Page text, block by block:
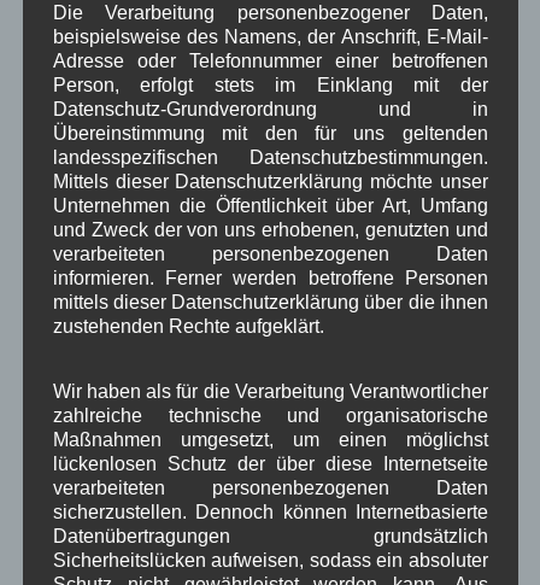
Kategorien für Beiträge
Aushang Rathaus(232)
Dorferneuerung(154)
Gemeinderat(128)
in Wallgau (1.091)
Kommunalpolitik(85)
Pressespiegel(282)
um Wallgau(258)
Wallgau im Netz
(65)
1250-Jahre AlpenRaum Arbeitsgruppe 1-13 ,
Arbeitsmarkt Asyl , Bauvorhaben ,
Bildergalerie , Brauchtum , Corona ,
Dorferneuerung , Dorfleben ,
Die Verarbeitung personenbezogener Daten,
beispielsweise des Namens, der Anschrift, E-Mail-
Adresse oder Telefonnummer einer betroffenen
Person, erfolgt stets im Einklang mit der
Datenschutz-Grundverordnung und in
Übereinstimmung mit den für uns geltenden
landesspezifischen Datenschutzbestimmungen.
Mittels dieser Datenschutzerklärung möchte unser
Unternehmen die Öffentlichkeit über Art, Umfang
und Zweck der von uns erhobenen, genutzten und
verarbeiteten personenbezogenen Daten
informieren. Ferner werden betroffene Personen
mittels dieser Datenschutzerklärung über die ihnen
zustehenden Rechte aufgeklärt.
Wir haben als für die Verarbeitung Verantwortlicher
zahlreiche technische und organisatorische
Maßnahmen umgesetzt, um einen möglichst
lückenlosen Schutz der über diese Internetseite
verarbeiteten personenbezogenen Daten
sicherzustellen. Dennoch können Internetbasierte
Datenübertragungen grundsätzlich
Sicherheitslücken aufweisen, sodass ein absoluter